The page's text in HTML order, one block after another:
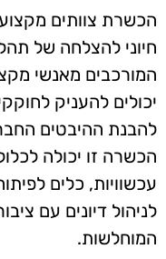
הכשרת צוותים
חיוני להצלחה של
המורכבים מאנשי
יכולים להעניק
להבנת ההיבטים
הכשרה זו יכולה
עכשוויות, כלים
לניהול דיונים עם
המוחלשות.